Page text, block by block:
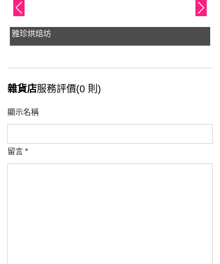
雅珍烘焙坊
雜貨店服務評價(0 則)
顯示名稱
留言 *